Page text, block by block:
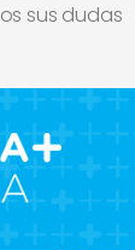
sus dudas